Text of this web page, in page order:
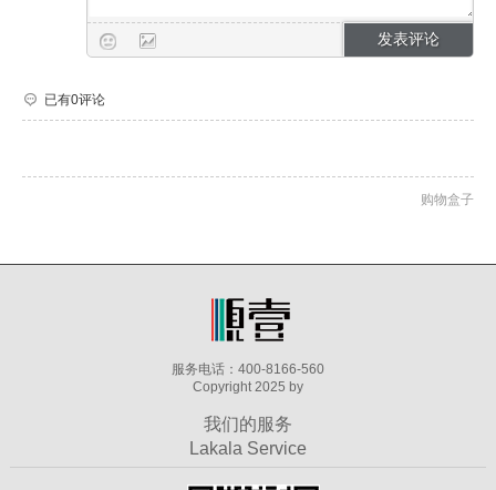
已有0评论
购物盒子
服务电话：400-8166-560
Copyright 2025 by
我们的服务
Lakala Service